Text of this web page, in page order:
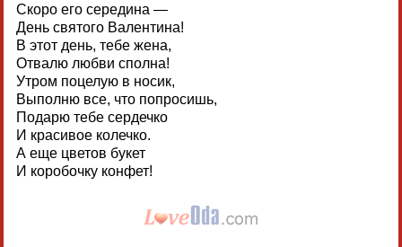
Скоро его середина —
День святого Валентина!
В этот день, тебе жена,
Отвалю любви сполна!
Утром поцелую в носик,
Выполню все, что попросишь,
Подарю тебе сердечко
И красивое колечко.
А еще цветов букет
И коробочку конфет!